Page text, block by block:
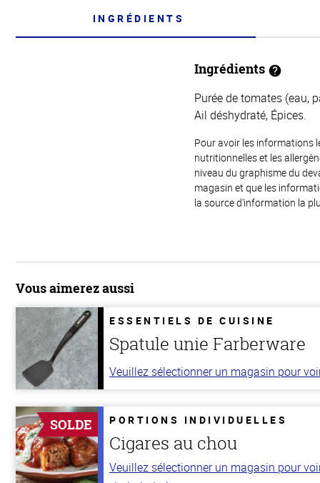
INGRÉDIENTS
Ingrédients
Purée de tomates (eau,
Ail déshydraté, Épices.
Pour avoir les informations
nutritionnelles et les
niveau du graphisme du
magasin et que les
la source d'information la
Vous aimerez aussi
ESSENTIELS DE CUISINE
Spatule unie Farberware
Veuillez sélectionner un magasin pour
SOLDE PORTIONS INDIVIDUELLES
Cigares au chou
Veuillez sélectionner un magasin pour